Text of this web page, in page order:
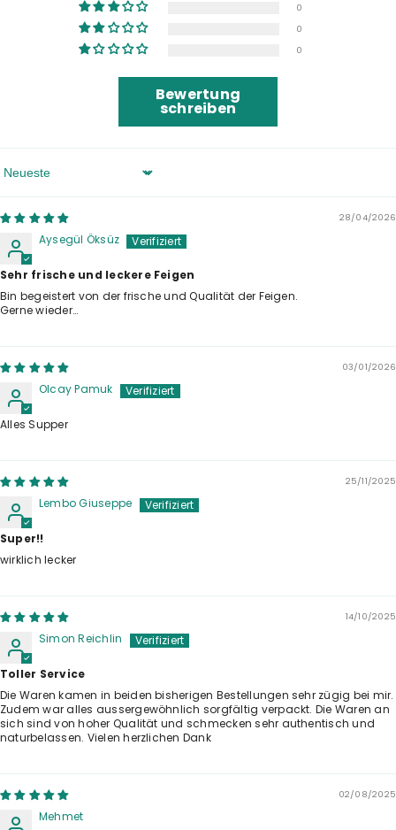
0
0
0
Bewertung
schreiben
Sort By
28/04/2026
Aysegül Öksüz
Sehr frische und leckere Feigen
Bin begeistert von der frische und Qualität der Feigen.
Gerne wieder…
03/01/2026
Olcay Pamuk
Alles Supper
25/11/2025
Lembo Giuseppe
Super!!
wirklich lecker
14/10/2025
Simon Reichlin
Toller Service
Die Waren kamen in beiden bisherigen Bestellungen sehr zügig bei mir.
Zudem war alles aussergewöhnlich sorgfältig verpackt. Die Waren an
sich sind von hoher Qualität und schmecken sehr authentisch und
naturbelassen. Vielen herzlichen Dank
02/08/2025
Mehmet